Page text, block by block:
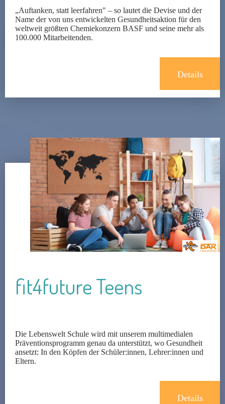
„Auftanken, statt leerfahren" – so lautet die Devise und der
Name der von uns entwickelten Gesundheitsaktion für den
weltweit größten Chemiekonzern BASF und seine mehr als
100.000 Mitarbeitenden.
Details
fit4future Teens
Die Lebenswelt Schule wird mit unserem multimedialen
Präventionsprogramm genau da unterstützt, wo Gesundheit
ansetzt: In den Köpfen der Schüler:innen, Lehrer:innen und
Eltern.
Details